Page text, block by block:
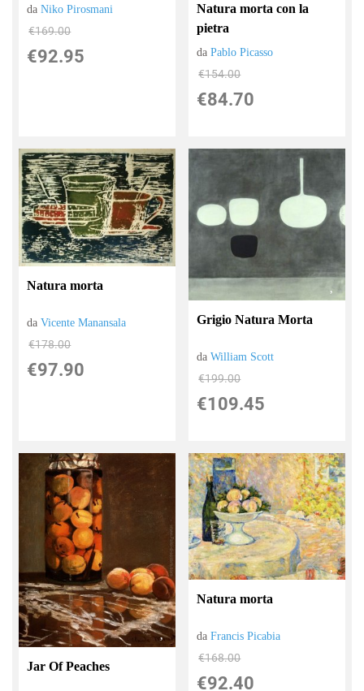
daNiko Pirosmani
€169.00
€92.95
Natura morta con la
pietra
daPablo Picasso
€154.00
€84.70
Natura morta
daVicente Manansala
€178.00
€97.90
Grigio Natura Morta
daWilliam Scott
€199.00
€109.45
Jar Of Peaches
Natura morta
daFrancis Picabia
€168.00
€92.40